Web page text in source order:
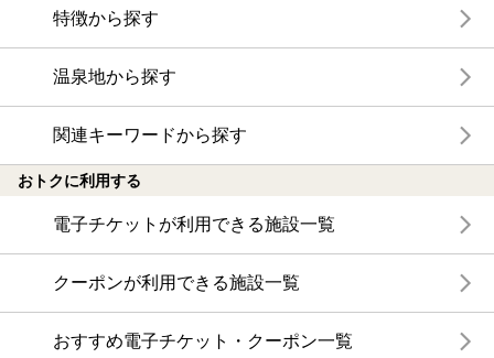
特徴から探す
温泉地から探す
関連キーワードから探す
おトクに利用する
電子チケットが利用できる施設一覧
クーポンが利用できる施設一覧
おすすめ電子チケット・クーポン一覧